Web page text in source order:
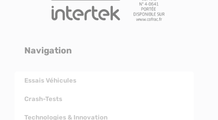
Navigation
Essais Véhicules
Crash-Tests
Technologies & Innovation